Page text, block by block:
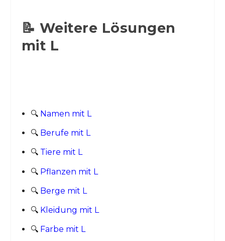
📝 Weitere Lösungen
mit L
🔍 Namen mit L
🔍 Berufe mit L
🔍 Tiere mit L
🔍 Pflanzen mit L
🔍 Berge mit L
🔍 Kleidung mit L
🔍 Farbe mit L